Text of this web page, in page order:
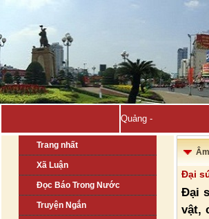
Quảng Ninh sẽ đăng
Trang nhất
Xã Luận
Đọc Báo Trong Nước
Truyện Ngắn
Đại
Đại
vật,